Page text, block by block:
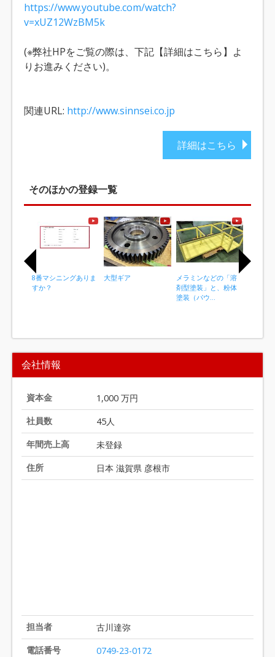
https://www.youtube.com/watch?
v=xUZ12WzBM5k
(※弊社HPをご覧の際は、下記【詳細はこちら】よ
りお進みください)。
関連URL: http://www.sinnsei.co.jp
詳細はこちら
そのほかの登録一覧
8番マシニングありま
すか？
大型ギア
メラミンなどの「溶
剤型塗装」と、粉体
塗装（パウ...
I
t
e
m
1
o
f
2
0
会社情報
資本金
1,000 万円
社員数
45人
年間売上高
未登録
住所
日本 滋賀県 彦根市
担当者
古川達弥
電話番号
0749-23-0172